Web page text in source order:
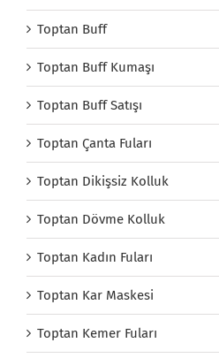
Toptan Buff
Toptan Buff Kumaşı
Toptan Buff Satışı
Toptan Çanta Fuları
Toptan Dikişsiz Kolluk
Toptan Dövme Kolluk
Toptan Kadın Fuları
Toptan Kar Maskesi
Toptan Kemer Fuları